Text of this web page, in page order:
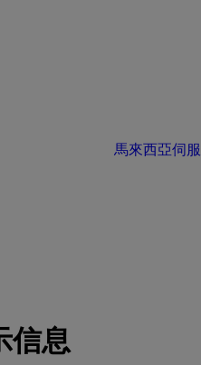
馬來西亞伺
信息